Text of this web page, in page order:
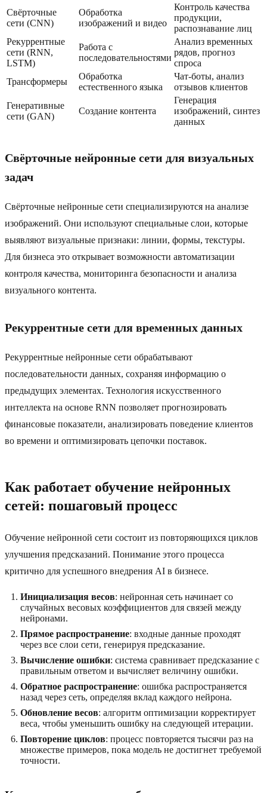
Свёрточные
сети (CNN)
Обработка
изображений и видео
Контроль качества
продукции,
распознавание лиц
Рекуррентные
сети (RNN,
LSTM)
Работа с
последовательностями
Анализ временных
рядов, прогноз
спроса
Трансформеры
Обработка
естественного языка
Чат-боты, анализ
отзывов клиентов
Генеративные
сети (GAN)
Создание контента
Генерация
изображений, синтез
данных
Свёрточные нейронные сети для визуальных
задач
Свёрточные нейронные сети специализируются на анализе
изображений. Они используют специальные слои, которые
выявляют визуальные признаки: линии, формы, текстуры.
Для бизнеса это открывает возможности автоматизации
контроля качества, мониторинга безопасности и анализа
визуального контента.
Рекуррентные сети для временных данных
Рекуррентные нейронные сети обрабатывают
последовательности данных, сохраняя информацию о
предыдущих элементах. Технология искусственного
интеллекта на основе RNN позволяет прогнозировать
финансовые показатели, анализировать поведение клиентов
во времени и оптимизировать цепочки поставок.
Как работает обучение нейронных
сетей: пошаговый процесс
Обучение нейронной сети состоит из повторяющихся циклов
улучшения предсказаний. Понимание этого процесса
критично для успешного внедрения AI в бизнесе.
Инициализация весов: нейронная сеть начинает со
случайных весовых коэффициентов для связей между
нейронами.
Прямое распространение: входные данные проходят
через все слои сети, генерируя предсказание.
Вычисление ошибки: система сравнивает предсказание с
правильным ответом и вычисляет величину ошибки.
Обратное распространение: ошибка распространяется
назад через сеть, определяя вклад каждого нейрона.
Обновление весов: алгоритм оптимизации корректирует
веса, чтобы уменьшить ошибку на следующей итерации.
Повторение циклов: процесс повторяется тысячи раз на
множестве примеров, пока модель не достигнет требуемой
точности.